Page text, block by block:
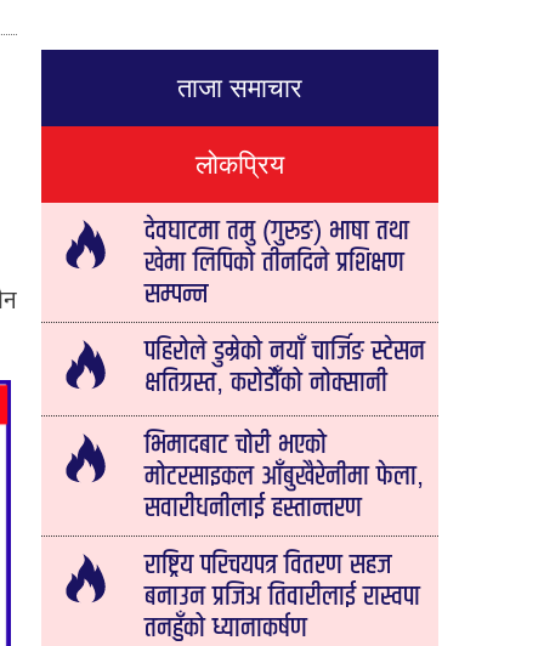
ताजा समाचार
लोकप्रिय
देवघाटमा तमु (गुरुङ) भाषा तथा
खेमा लिपिको तीनदिने प्रशिक्षण
सम्पन्न
पहिरोले डुम्रेको नयाँ चार्जिङ स्टेसन
क्षतिग्रस्त, करोडौँको नोक्सानी
भिमादबाट चोरी भएको
मोटरसाइकल आँबुखैरेनीमा फेला,
सवारीधनीलाई हस्तान्तरण
राष्ट्रिय परिचयपत्र वितरण सहज
बनाउन प्रजिअ तिवारीलाई रास्वपा
तनहुँको ध्यानाकर्षण